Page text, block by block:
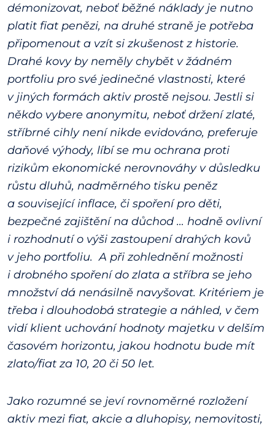
démonizovat, neboť běžné náklady je nutno
platit fiat penězi, na druhé straně je potřeba
připomenout a vzít si zkušenost z historie.
Drahé kovy by neměly chybět v žádném
portfoliu pro své jedinečné vlastnosti, které
v jiných formách aktiv prostě nejsou. Jestli si
někdo vybere anonymitu, neboť držení zlaté,
stříbrné cihly není nikde evidováno, preferuje
daňové výhody, líbí se mu ochrana proti
rizikům ekonomické nerovnováhy v důsledku
růstu dluhů, nadměrného tisku peněz
a související inflace, či spoření pro děti,
bezpečné zajištění na důchod … hodně ovlivní
i rozhodnutí o výši zastoupení drahých kovů
v jeho portfoliu. A při zohlednění možnosti
i drobného spoření do zlata a stříbra se jeho
množství dá nenásilně navyšovat. Kritériem je
třeba i dlouhodobá strategie a náhled, v čem
vidí klient uchování hodnoty majetku v delším
časovém horizontu, jakou hodnotu bude mít
zlato/fiat za 10, 20 či 50 let.
Jako rozumné se jeví rovnoměrné rozložení
aktiv mezi fiat, akcie a dluhopisy, nemovitosti,